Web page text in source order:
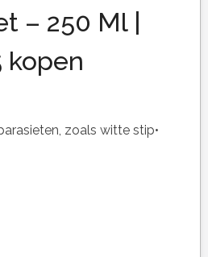
– 250 Ml |
kopen
zoals witte stip•